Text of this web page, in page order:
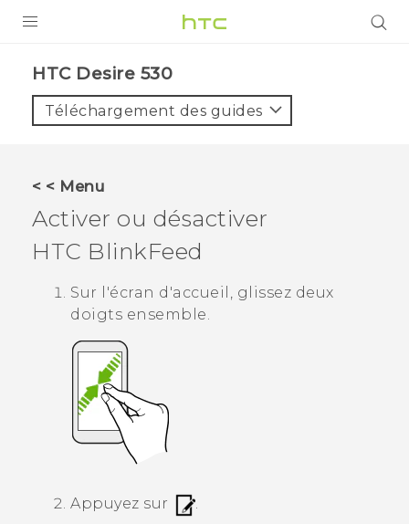
VIVE
VIVERSE
ASSISTANCE
Appareils HTC & Accessoires
HTC Desire 530‎
Téléchargement des guides
< < Menu
Activer ou désactiver
HTC BlinkFeed
Sur l'écran d'accueil , glissez deux
doigts ensemble.
Appuyez sur
.